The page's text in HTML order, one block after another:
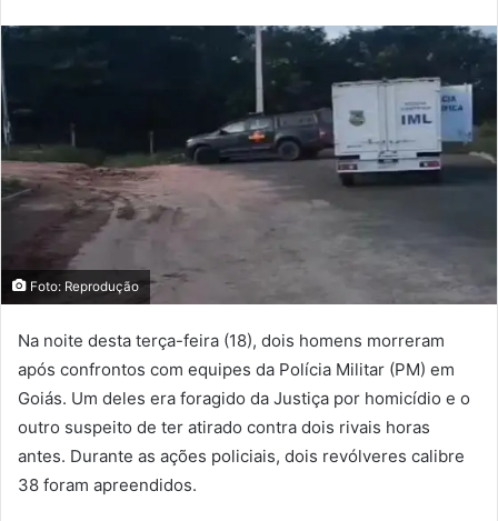
Foto: Reprodução
Na noite desta terça-feira (18), dois homens morreram
após confrontos com equipes da Polícia Militar (PM) em
Goiás. Um deles era foragido da Justiça por homicídio e o
outro suspeito de ter atirado contra dois rivais horas
antes. Durante as ações policiais, dois revólveres calibre
38 foram apreendidos.